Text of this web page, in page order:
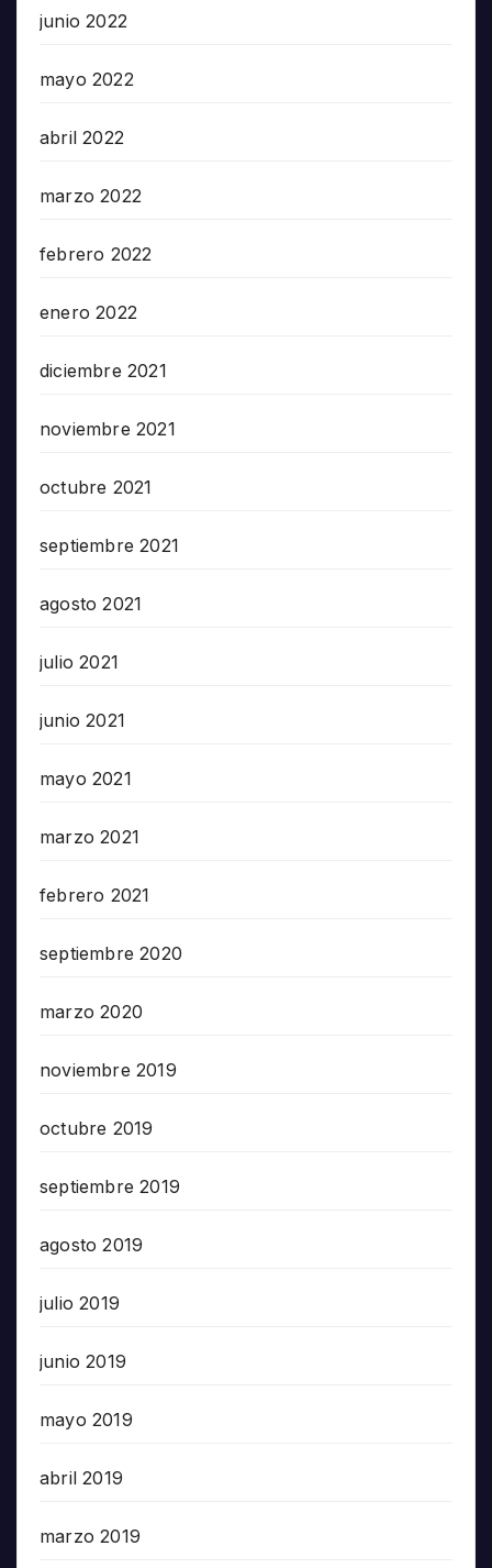
junio 2022
mayo 2022
abril 2022
marzo 2022
febrero 2022
enero 2022
diciembre 2021
noviembre 2021
octubre 2021
septiembre 2021
agosto 2021
julio 2021
junio 2021
mayo 2021
marzo 2021
febrero 2021
septiembre 2020
marzo 2020
noviembre 2019
octubre 2019
septiembre 2019
agosto 2019
julio 2019
junio 2019
mayo 2019
abril 2019
marzo 2019